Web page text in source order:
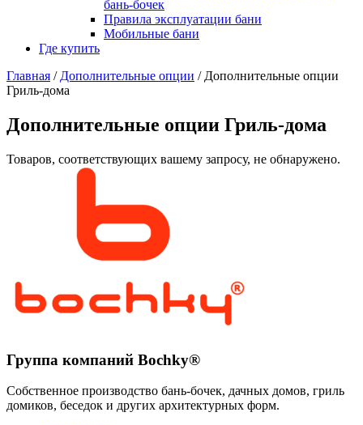
бань-бочек
Правила эксплуатации бани
Мобильные бани
Где купить
Главная / Дополнительные опции / Дополнительные опции
Гриль-дома
Дополнительные опции Гриль-дома
Товаров, соответствующих вашему запросу, не обнаружено.
Группа компаний Bochky®
Собственное производство бань-бочек, дачных домов, гриль
домиков, беседок и других архитектурных форм.